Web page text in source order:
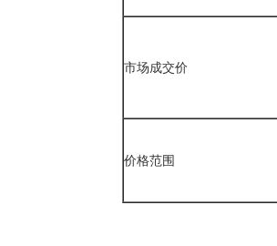
市场成交价
价格范围